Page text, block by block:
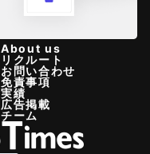
About us
リクルート
お問い合わせ
免責事項
実績
広告掲載
チーム